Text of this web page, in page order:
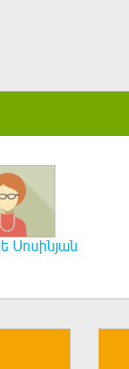
Սոսինյան